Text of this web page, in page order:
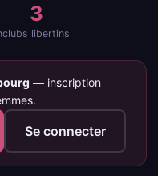
3
clubs libertins
— inscription
Se connecter